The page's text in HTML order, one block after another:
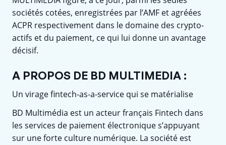
sociétés cotées, enregistrées par l’AMF et agréées
ACPR respectivement dans le domaine des crypto-
actifs et du paiement, ce qui lui donne un avantage
décisif.
A PROPOS DE BD MULTIMEDIA :
Un virage fintech-as-a-service qui se matérialise
BD Multimédia est un acteur français Fintech dans
les services de paiement électronique s’appuyant
sur une forte culture numérique. La société est